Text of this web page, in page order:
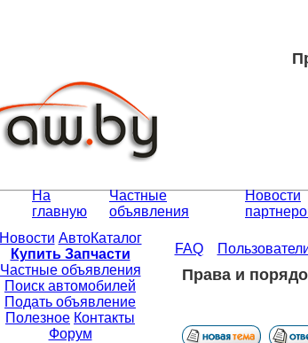
На
главную
Частные
объявления
Новости
Новости АвтоКаталог
Купить Запчасти
Частные объявления
Поиск автомобилей
Подать объявление
Полезное Контакты
Форум
FAQ
Права и